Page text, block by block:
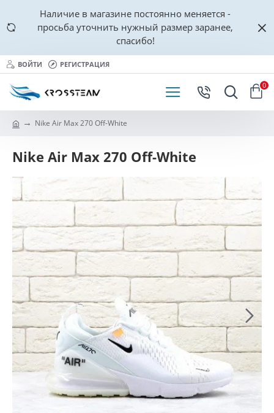
Наличие в магазине постоянно меняется -
просьба уточнить нужный размер заранее,
спасибо!
ВОЙТИ РЕГИСТРАЦИЯ
0
Nike Air Max 270 Off-White
Nike Air Max 270 Off-White